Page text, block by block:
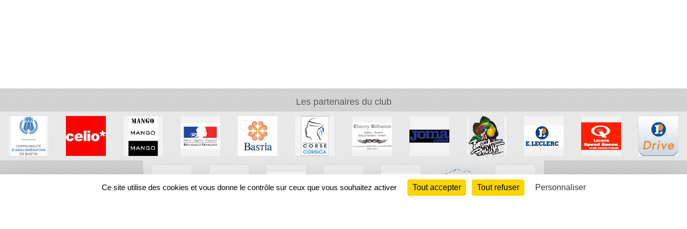
Les partenaires du club
Ce site utilise des cookies et vous donne le contrôle sur ceux que vous souhaitez activer Tout accepter Tout refuser Personnaliser